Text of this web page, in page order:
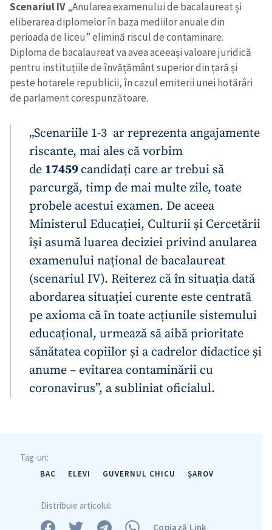
Scenariul IV„Anularea examenului de bacalaureat și
eliberarea diplomelor în baza mediilor anuale din
perioada de liceu” elimină riscul de contaminare.
Diploma de bacalaureat va avea aceeași valoare juridică
pentru instituțiile de învățământ superior din țară și
peste hotarele republicii, în cazul emiterii unei hotărâri
de parlament corespunzătoare.
„Scenariile 1-3 ar reprezenta angajamente
riscante, mai ales că vorbim
de 17459candidați care ar trebui să
parcurgă, timp de mai multe zile, toate
probele acestui examen. De aceea
Ministerul Educației, Culturii și Cercetării
își asumă luarea deciziei privind anularea
examenului național de bacalaureat
(scenariul IV). Reiterez că în situația dată
abordarea situației curente este centrată
pe axioma că în toate acțiunile sistemului
educațional, urmează să aibă prioritate
sănătatea copiilor și a cadrelor didactice și
anume – evitarea contaminării cu
coronavirus”, a subliniat oficialul.
Tag-uri:
BAC ELEVI GUVERNUL CHICU ȘAROV
Distribuie articolul:
Copiază Link